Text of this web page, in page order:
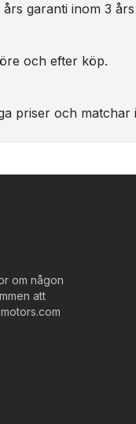
garanti inom 3
och efter köp.
priser och matchar
om någon
att